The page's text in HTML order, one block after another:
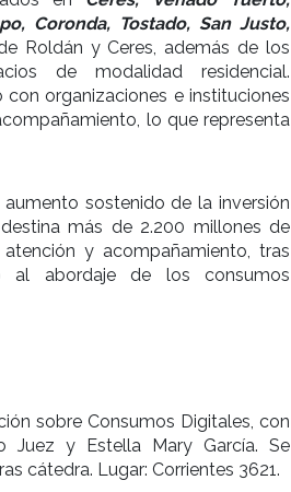
Coronda, Tostado, San Justo,
Roldán y Ceres, además de los
de modalidad residencial.
organizaciones e instituciones
lo que representa
sostenido de la inversión
más de 2.200 millones de
y acompañamiento, tras
al abordaje de los consumos
sobre Consumos Digitales, con
Juez y Estella Mary García. Se
cátedra. Lugar: Corrientes 3621.